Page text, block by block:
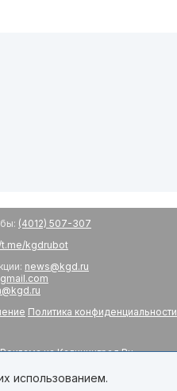
(4012) 507-307
kgdrubot
news@kgd.ru
Политика конфиденциальности
Реклама на Калининград.Ru
Обратная связь
использованием.